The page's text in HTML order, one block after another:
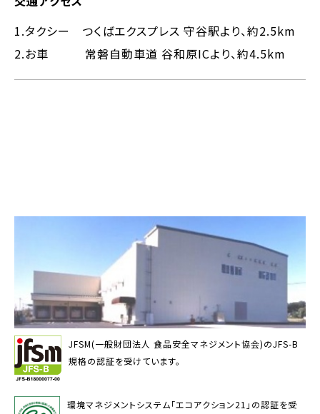
1.タクシー つくばエクスプレス 守谷駅より、約2.5km
2.お車 常磐自動車道 谷和原ICより、約4.5km
JFSM(一般財団法人 食品安全マネジメント協会)のJFS-B
規格の認証を受けています。
環境マネジメントシステム「エコアクション21」の認証を受